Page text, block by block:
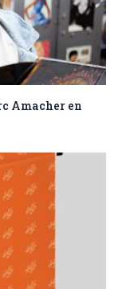
Amacher en